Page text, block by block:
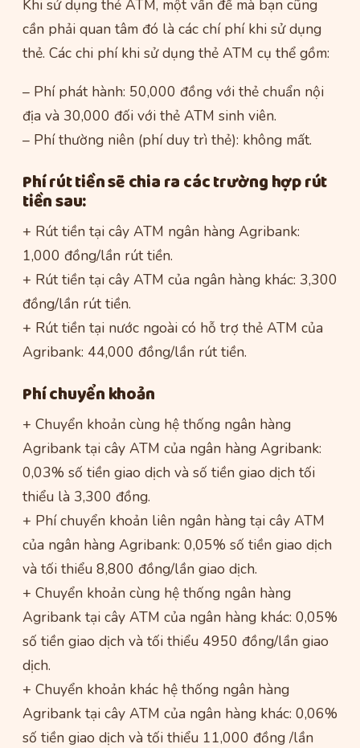
Khi sử dụng thẻ ATM, một vấn đề mà bạn cũng
cần phải quan tâm đó là các chí phí khi sử dụng
thẻ. Các chi phí khi sử dụng thẻ ATM cụ thể gồm:
– Phí phát hành: 50,000 đồng với thẻ chuẩn nội
địa và 30,000 đối với thẻ ATM sinh viên.
– Phí thường niên (phí duy trì thẻ): không mất.
Phí rút tiền sẽ chia ra các trường hợp rút
tiền sau:
+ Rút tiền tại cây ATM ngân hàng Agribank:
1,000 đồng/lần rút tiền.
+ Rút tiền tại cây ATM của ngân hàng khác: 3,300
đồng/lần rút tiền.
+ Rút tiền tại nước ngoài có hỗ trợ thẻ ATM của
Agribank: 44,000 đồng/lần rút tiền.
Phí chuyển khoản
+ Chuyển khoản cùng hệ thống ngân hàng
Agribank tại cây ATM của ngân hàng Agribank:
0,03% số tiền giao dịch và số tiền giao dịch tối
thiểu là 3,300 đồng.
+ Phí chuyển khoản liên ngân hàng tại cây ATM
của ngân hàng Agribank: 0,05% số tiền giao dịch
và tối thiểu 8,800 đồng/lần giao dịch.
+ Chuyển khoản cùng hệ thống ngân hàng
Agribank tại cây ATM của ngân hàng khác: 0,05%
số tiền giao dịch và tối thiểu 4950 đồng/lần giao
dịch.
+ Chuyển khoản khác hệ thống ngân hàng
Agribank tại cây ATM của ngân hàng khác: 0,06%
số tiền giao dịch và tối thiểu 11,000 đồng /lần